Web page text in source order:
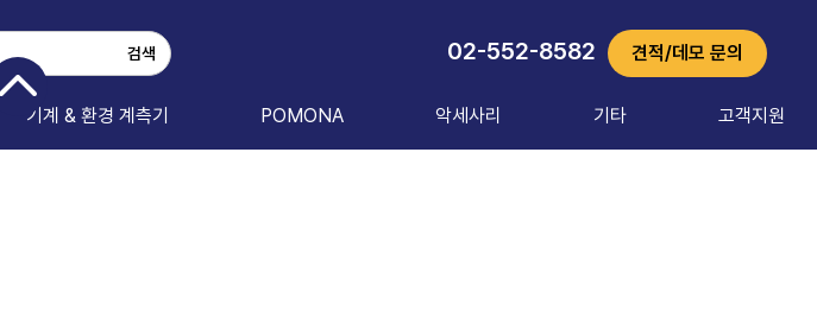
02-552-8582 견적/데모 문의
기계 & 환경 계측기 POMONA 악세사리 기타 고객지원